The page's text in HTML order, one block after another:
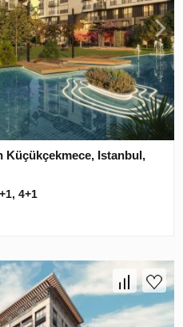
Küçükçekmece, Istanbul,
4+1